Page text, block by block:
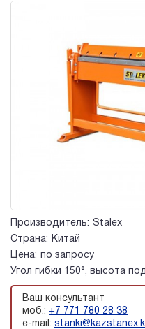
Производитель: Stalex
Страна:
Китай
Цена:
по запросу
Угол гибки 150°, высота
Ваш консультант
моб.: +7 771 780 28 38
e-mail: